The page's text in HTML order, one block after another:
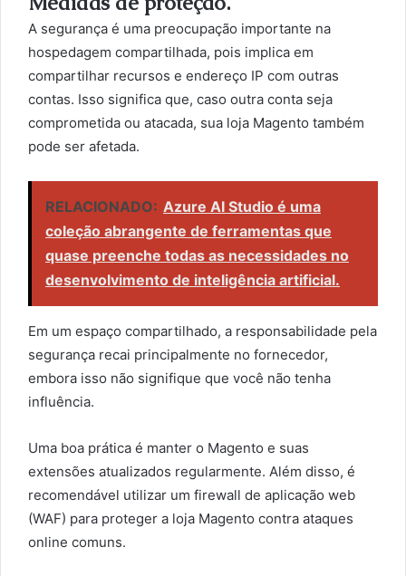
A segurança é uma preocupação importante na
hospedagem compartilhada, pois implica em
compartilhar recursos e endereço IP com outras
contas. Isso significa que, caso outra conta seja
comprometida ou atacada, sua loja Magento também
pode ser afetada.
RELACIONADO: Azure AI Studio é uma
coleção abrangente de ferramentas que
quase preenche todas as necessidades no
desenvolvimento de inteligência artificial.
Em um espaço compartilhado, a responsabilidade pela
segurança recai principalmente no fornecedor,
embora isso não signifique que você não tenha
influência.
Uma boa prática é manter o Magento e suas
extensões atualizados regularmente. Além disso, é
recomendável utilizar um firewall de aplicação web
(WAF) para proteger a loja Magento contra ataques
online comuns.